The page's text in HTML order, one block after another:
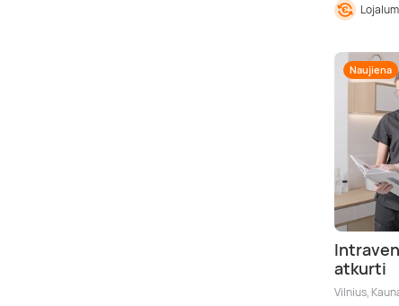
Naujiena
atkurti
Vilnius,